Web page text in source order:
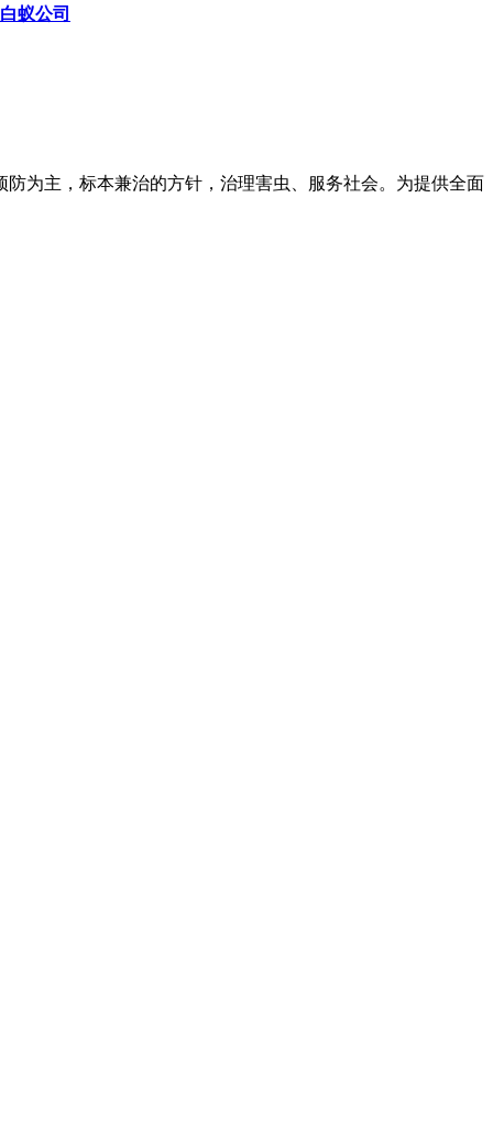
蚁公司
为主，标本兼治的方针，治理害虫、服务社会。为提供全面